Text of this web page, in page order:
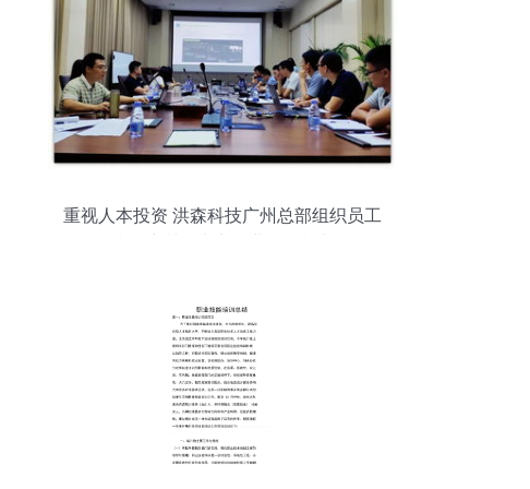
重视人本投资 洪森科技广州总部组织员工